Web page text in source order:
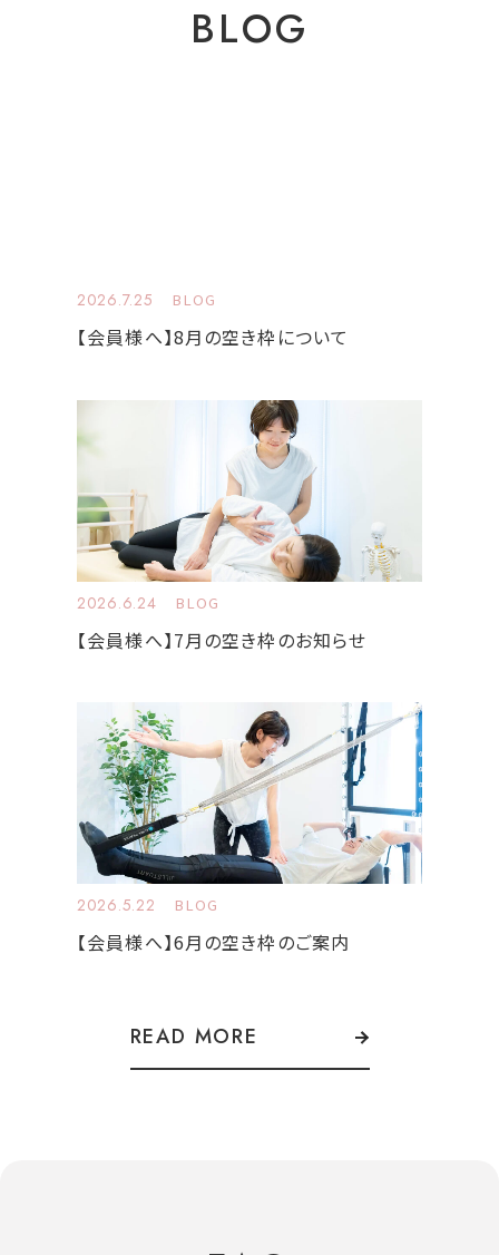
BLOG
2026.7.25 BLOG
【会員様へ】8月の空き枠について
2026.6.24 BLOG
【会員様へ】7月の空き枠のお知らせ
2026.5.22 BLOG
【会員様へ】6月の空き枠のご案内
READ MORE